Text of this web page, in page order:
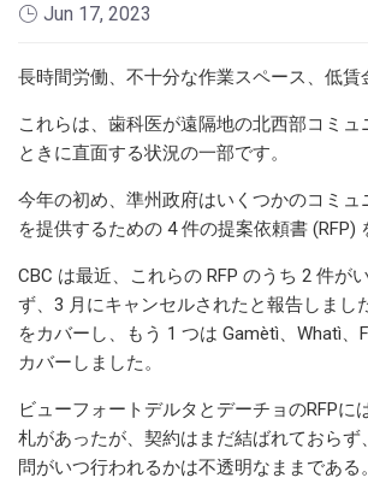
Jun 17, 2023
長時間労働、不十分な作業スペース、低賃
これらは、歯科医が遠隔地の北西部コミュ
ときに直面する状況の一部です。
今年の初め、準州政府はいくつかのコミュ
を提供するための 4 件の提案依頼書 (RFP)
CBC は最近、これらの RFP のうち 2 件が
ず、3 月にキャンセルされたと報告しまし
をカバーし、もう 1 つは Gamètì、Whatì、
カバーしました。
ビューフォートデルタとデーチョのRFPに
札があったが、契約はまだ結ばれておらず
問がいつ行われるかは不透明なままである。